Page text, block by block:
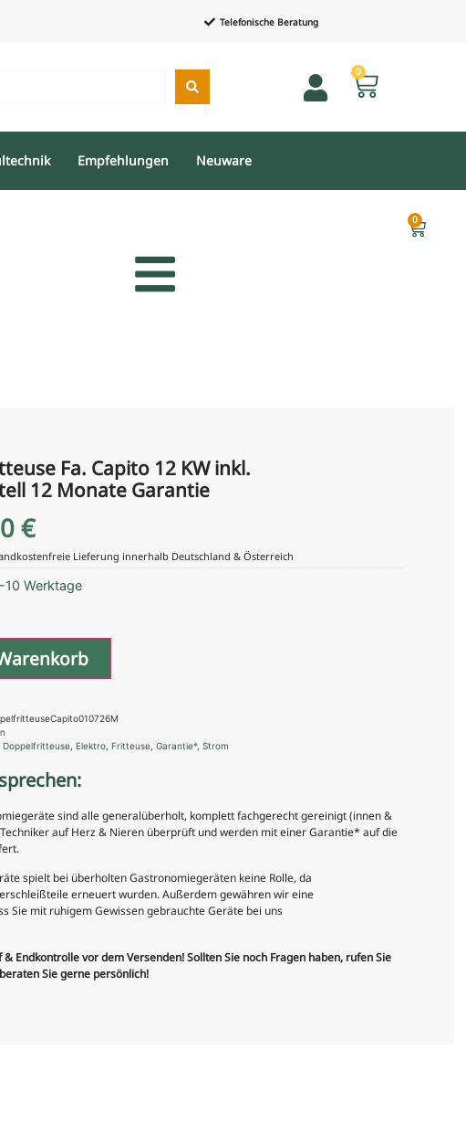
Telefonische Beratung
0
Empfehlungen Neuware
0
Fa. Capito 12 KW inkl.
12 Monate Garantie
€
Lieferung innerhalb Deutschland & Österreich
10 Werktage
,Doppelfritteuse ,Elektro ,Fritteuse ,Garantie*,Strom
sind alle generalüberholt, komplett fachgerecht gereinigt (innen &
auf Herz & Nieren überprüft und werden mit einer Garantie* auf die
spielt bei überholten Gastronomiegeräten keine Rolle, da
erneuert wurden. Außerdem gewähren wir eine
Sie mit ruhigem Gewissen gebrauchte Geräte bei uns
& Endkontrolle vor dem Versenden! Sollten Sie noch Fragen haben, rufen Sie
Sie gerne persönlich!